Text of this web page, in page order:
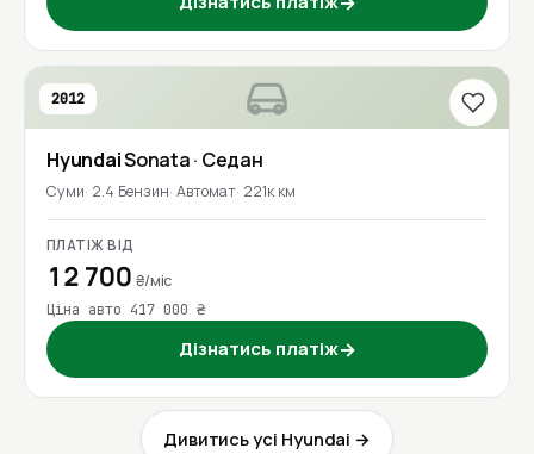
2012
HyundaiSonata· Седан
Суми 2.4 Бензин Автомат 221к км
ПЛАТІЖ ВІД
12 700 ₴/міс
Ціна авто 417 000 ₴
Дізнатись платіж→
Дивитись усі Hyundai →